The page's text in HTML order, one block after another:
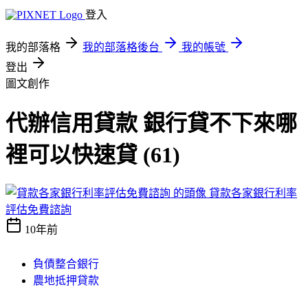
登入
我的部落格 我的部落格後台
我的帳號
登出
圖文創作
代辦信用貸款 銀行貸不下來哪
裡可以快速貸 (61)
貸款各家銀行利率
評估免費諮詢
10年前
負債整合銀行
農地抵押貸款